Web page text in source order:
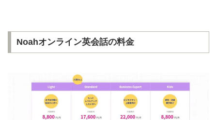
Noahオンライン英会話の料金